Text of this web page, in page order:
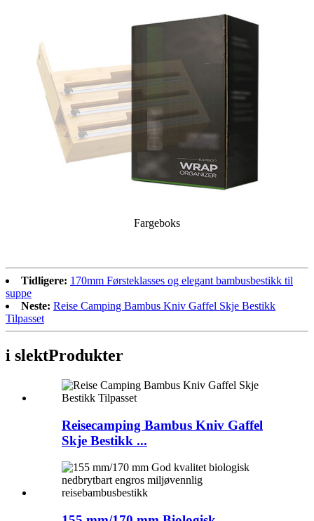
Fargeboks
Tidligere: 170mm Førsteklasses og elegant bambusbestikk til
suppe
Neste: Reise Camping Bambus Kniv Gaffel Skje Bestikk
Tilpasset
i slektProdukter
Reisecamping Bambus Kniv Gaffel
Skje Bestikk ...